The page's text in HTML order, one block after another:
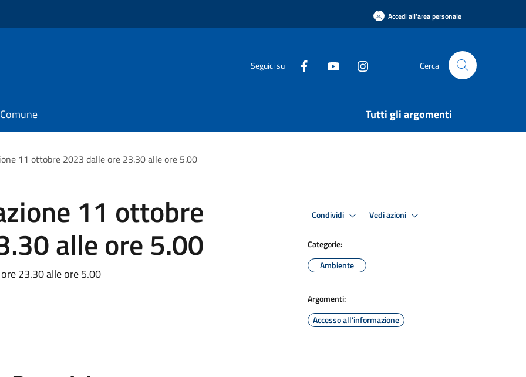
Accedi all'area personale
Seguici su Cerca
Tutti gli argomenti
11 ottobre 2023 dalle ore 23.30 alle ore 5.00
11 ottobre
alle ore 5.00
23.30 alle ore 5.00
Condividi Vedi azioni
Categorie:
Ambiente
Argomenti:
Accesso all'informazione